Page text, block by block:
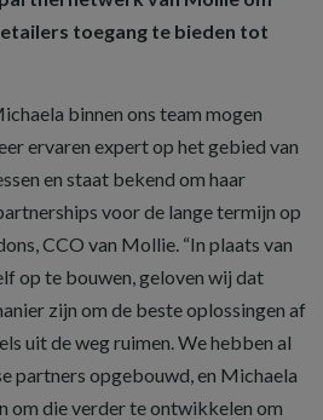
toegang te bieden tot
binnen ons team mogen
ervaren expert op het gebied van
en staat bekend om haar
voor de lange termijn op
CCO van Mollie. “In plaats van
op te bouwen, geloven wij dat
zijn om de beste oplossingen af
uit de weg ruimen. We hebben al
partners opgebouwd, en Michaela
om die verder te ontwikkelen om